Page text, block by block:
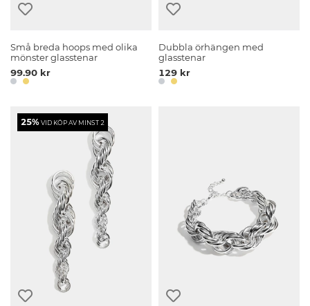
Små breda hoops med olika
mönster glasstenar
99.90 kr
Dubbla örhängen med
glasstenar
129 kr
25%VID KÖP AV MINST 2